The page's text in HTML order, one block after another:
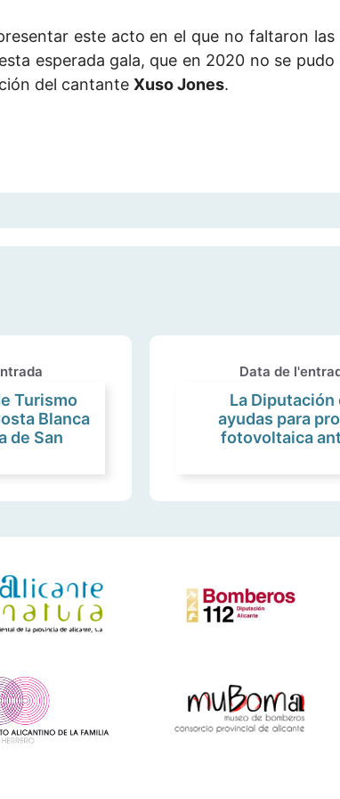
este acto en el que no faltaron las
esperada gala, que en 2020 no se pudo
del cantante Xuso Jones.
Turismo
Blanca
de San
Data de
La Diputación
ayudas para
fotovoltaica